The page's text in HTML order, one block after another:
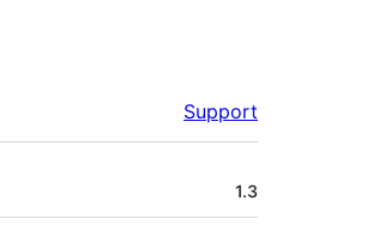
Support
1.3